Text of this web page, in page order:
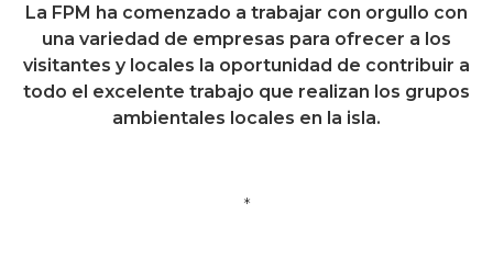
La FPM ha comenzado a trabajar con orgullo con
una variedad de empresas para ofrecer a los
visitantes y locales la oportunidad de contribuir a
todo el excelente trabajo que realizan los grupos
ambientales locales en la isla.
*